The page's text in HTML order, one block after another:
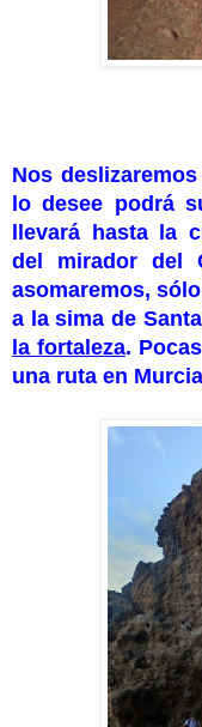
Nos
lo desee podrá
llevará hasta la
del mirador del
asomaremos,
a la sima de
la fortaleza.
una ruta en